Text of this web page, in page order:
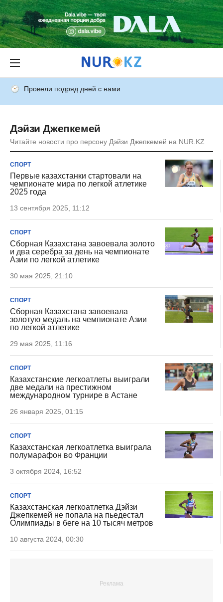
Провели подряд дней с нами
Дэйзи Джепкемей
Читайте новости про персону Дэйзи Джепкемей на NUR.KZ
СПОРТ
Первые казахстанки стартовали на
чемпионате мира по легкой атлетике
2025 года
13 сентября 2025, 11:12
СПОРТ
Сборная Казахстана завоевала золото
и два серебра за день на чемпионате
Азии по легкой атлетике
30 мая 2025, 21:10
СПОРТ
Сборная Казахстана завоевала
золотую медаль на чемпионате Азии
по легкой атлетике
29 мая 2025, 11:16
СПОРТ
Казахстанские легкоатлеты выиграли
две медали на престижном
международном турнире в Астане
26 января 2025, 01:15
СПОРТ
Казахстанская легкоатлетка выиграла
полумарафон во Франции
3 октября 2024, 16:52
СПОРТ
Казахстанская легкоатлетка Дэйзи
Джепкемей не попала на пьедестал
Олимпиады в беге на 10 тысяч метров
10 августа 2024, 00:30